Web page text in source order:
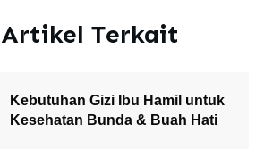
Artikel Terkait
Kebutuhan Gizi Ibu Hamil untuk
Kesehatan Bunda & Buah Hati